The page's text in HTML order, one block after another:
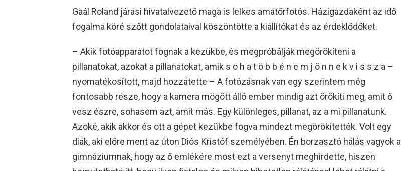
Gaál Roland járási hivatalvezető maga is lelkes amatőrfotós. Házigazdaként az idő
fogalma köré szőtt gondolataival köszöntötte a kiállítókat és az érdeklődőket.
– Akik fotóapparátot fognak a kezükbe, és megpróbálják megörökíteni a
pillanatokat, azokat a pillanatokat, amik s o h a t ö b b é n e m j ö n n e k v i s s z a –
nyomatékosított, majd hozzátette – A fotózásnak van egy szerintem még
fontosabb része, hogy a kamera mögött álló ember mindig azt örökíti meg, amit ő
vesz észre, sohasem azt, amit más. Egy különleges, pillanat, az a mi pillanatunk.
Azoké, akik akkor és ott a gépet kezükbe fogva mindezt megörökítették. Volt egy
diák, aki előre ment az úton Diós Kristóf személyében. Én borzasztó hálás vagyok a
gimnáziumnak, hogy az ő emlékére most ezt a versenyt meghirdette, hiszen